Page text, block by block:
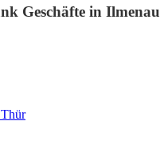
Geschäfte in Ilmenau